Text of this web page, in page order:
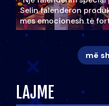
Selin falënderon
mes emocionesh të
më
LAJME